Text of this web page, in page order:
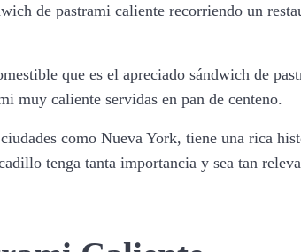
de pastrami caliente recorriendo un
que es el apreciado sándwich de
muy caliente servidas en pan de centeno.
como Nueva York, tiene una rica
tenga tanta importancia y sea tan